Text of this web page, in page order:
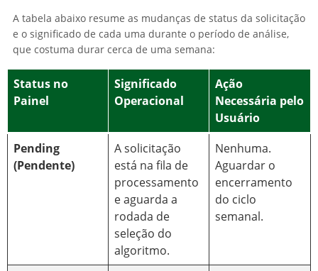
A tabela abaixo resume as mudanças de status da solicitação
e o significado de cada uma durante o período de análise,
que costuma durar cerca de uma semana:
Status no
Painel
Significado
Operacional
Ação
Necessária pelo
Usuário
Pending
(Pendente)
A solicitação
está na fila de
processamento
e aguarda a
rodada de
seleção do
algoritmo.
Nenhuma.
Aguardar o
encerramento
do ciclo
semanal.